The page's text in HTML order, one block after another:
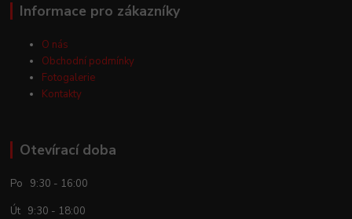
Informace pro zákazníky
O nás
Obchodní podmínky
Fotogalerie
Kontakty
Otevírací doba
Po 9:30 - 16:00
Út 9:30 - 18:00